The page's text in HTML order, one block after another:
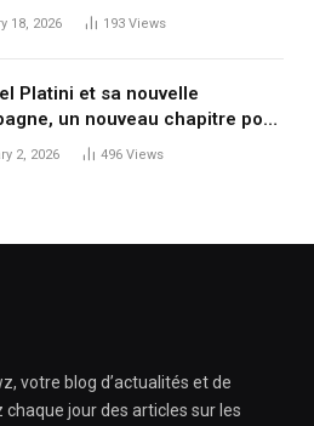
d’une Icône de l’Ombre
18, 2026 193 Views
Platini et sa nouvelle
un nouveau chapitre pour
2, 2026 496 Views
votre blog d’actualités et de
jour des articles sur les